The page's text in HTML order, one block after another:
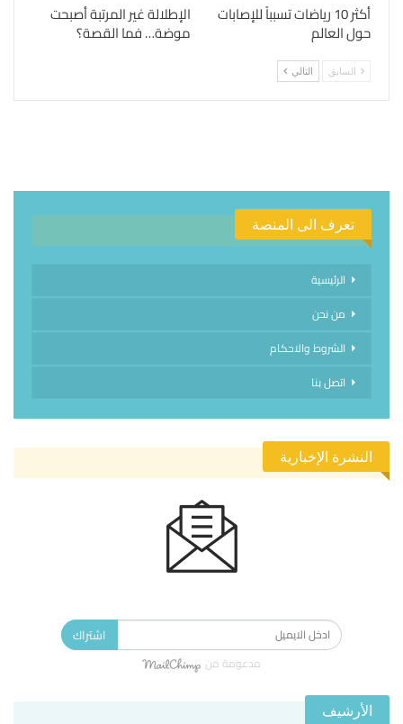
أكثر 10 رياضات تسبباً للإصابات
حول العالم
الإطلالة غير المرتبة أصبحت
موضة… فما القصة؟
السابق التالي
تعرف الى المنصة
الرئيسية
من نحن
الشروط والاحكام
اتصل بنا
النشرة الإخبارية
اشتراك
مدعومة من
الأرشيف